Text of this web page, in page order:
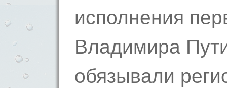
исполнения
Владимира
обязывали